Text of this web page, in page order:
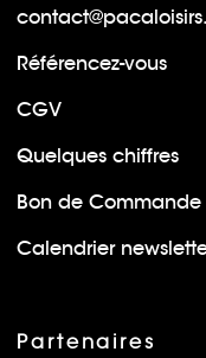
Référencez-vous
CGV
Quelques chiffres
Bon de Commande
Calendrier
Partenaires